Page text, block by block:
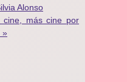
Alonso
cine, más cine por
»